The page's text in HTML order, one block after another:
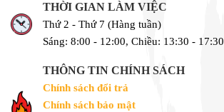
THỜI GIAN LÀM VIỆC
Thứ 2 - Thứ 7 (Hàng tuần)
Sáng: 8:00 - 12:00, Chiều: 13:30 - 17:30
THÔNG TIN CHÍNH SÁCH
Chính sách đổi trả
Chính sách bảo mật